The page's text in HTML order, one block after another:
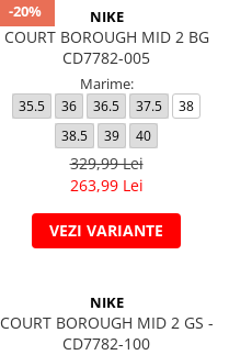
-20% NIKE
COURT BOROUGH MID 2 BG
CD7782-005
Marime:
35.5 36 36.5 37.5
38
38.5
39 40
329,99 Lei
263,99 Lei
VEZI VARIANTE
NIKE
COURT BOROUGH MID 2 GS -
CD7782-100